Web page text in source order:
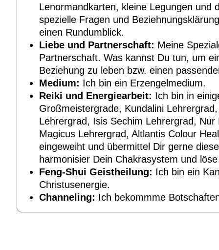
Lenormandkarten, kleine Legungen und
spezielle Fragen und
einen Rundumblick.
Liebe und Partnerschaft: Meine
Partnerschaft. Was kannst Du tun, um
Beziehung zu leben bzw. einen
Medium: Ich bin ein Erzengelmedium.
Reiki und Energiearbeit: Ich bin in
Großmeistergrade, Kundalini
Lehrergrad, Isis Sechim Lehrergrad,
Magicus Lehrergrad, Altlantis Colour
eingeweiht und übermittel Dir gerne
harmonisier Dein Chakrasystem und
Feng-Shui Geistheilung: Ich bin ein
Christusenergie.
Channeling: Ich bekommme